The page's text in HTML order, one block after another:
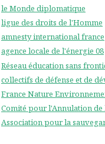
le Monde diplomatique
ligue des droits de l'Homme
amnesty international france
agence locale de l'énergie 08
Réseau éducation sans
collectifs de défense et de
France Nature
Comité pour l'Annulation de
Association pour la